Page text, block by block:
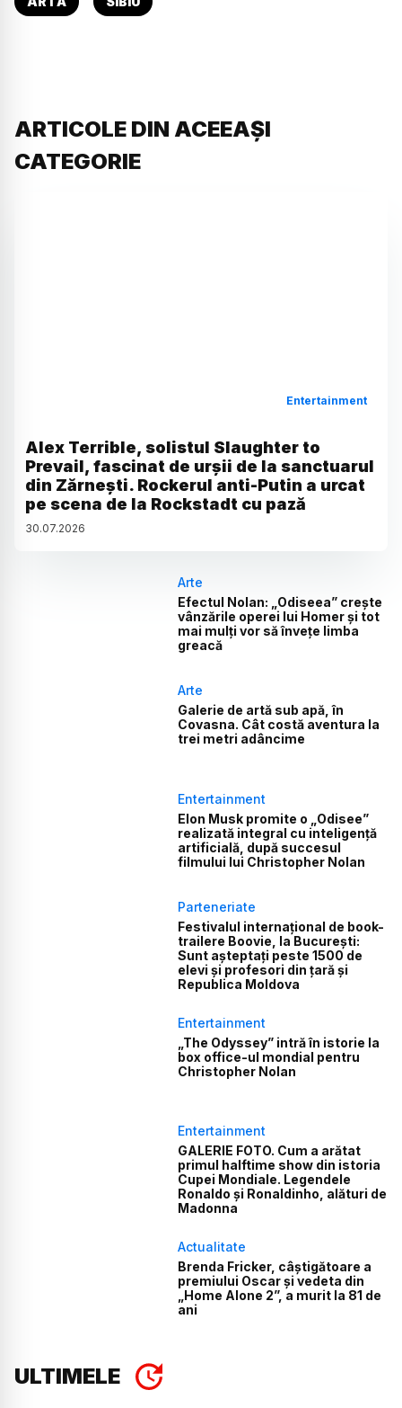
ARTICOLE DIN ACEEAȘI
CATEGORIE
Entertainment
Alex Terrible, solistul Slaughter to
Prevail, fascinat de urșii de la sanctuarul
din Zărnești. Rockerul anti-Putin a urcat
pe scena de la Rockstadt cu pază
30.07.2026
Arte
Efectul Nolan: „Odiseea” crește
vânzările operei lui Homer și tot
mai mulți vor să învețe limba
greacă
Arte
Galerie de artă sub apă, în
Covasna. Cât costă aventura la
trei metri adâncime
Entertainment
Elon Musk promite o „Odisee”
realizată integral cu inteligență
artificială, după succesul
filmului lui Christopher Nolan
Parteneriate
Festivalul internațional de book-
trailere Boovie, la București:
Sunt așteptați peste 1500 de
elevi și profesori din țară și
Republica Moldova
Entertainment
„The Odyssey” intră în istorie la
box office-ul mondial pentru
Christopher Nolan
Entertainment
GALERIE FOTO. Cum a arătat
primul halftime show din istoria
Cupei Mondiale. Legendele
Ronaldo și Ronaldinho, alături de
Madonna
Actualitate
Brenda Fricker, câștigătoare a
premiului Oscar și vedeta din
„Home Alone 2”, a murit la 81 de
ani
ULTIMELE